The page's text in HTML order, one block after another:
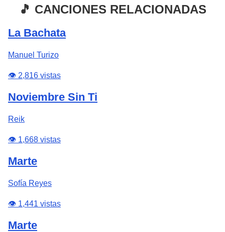
🎵 CANCIONES RELACIONADAS
La Bachata
Manuel Turizo
👁️ 2,816 vistas
Noviembre Sin Ti
Reik
👁️ 1,668 vistas
Marte
Sofía Reyes
👁️ 1,441 vistas
Marte